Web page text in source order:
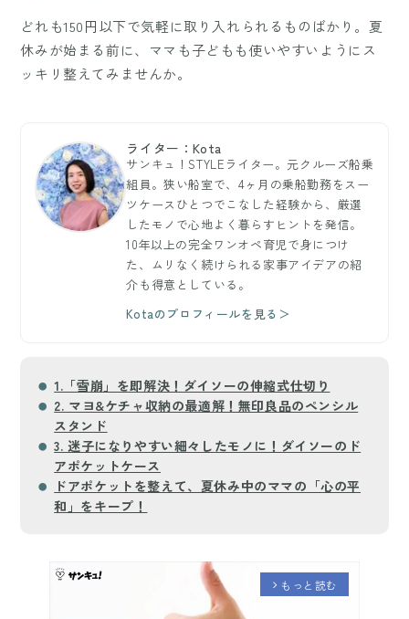
どれも150円以下で気軽に取り入れられるものばかり。夏
休みが始まる前に、ママも子どもも使いやすいようにス
ッキリ整えてみませんか。
ライター：Kota
サンキュ！STYLEライター。元クルーズ船乗
組員。狭い船室で、4ヶ月の乗船勤務をスー
ツケースひとつでこなした経験から、厳選
したモノで心地よく暮らすヒントを発信。
10年以上の完全ワンオペ育児で身につけ
た、ムリなく続けられる家事アイデアの紹
介も得意としている。
Kotaのプロフィールを見る＞
1.「雪崩」を即解決！ダイソーの伸縮式仕切り
2. マヨ&ケチャ収納の最適解！無印良品のペンシル
スタンド
3. 迷子になりやすい細々したモノに！ダイソーのド
アポケットケース
ドアポケットを整えて、夏休み中のママの「心の平
和」をキープ！
arrow_forward_ios もっと読む